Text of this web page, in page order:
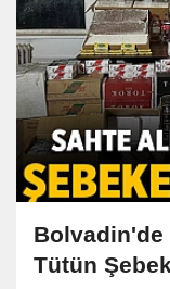
Bolvadin'de
Tütün